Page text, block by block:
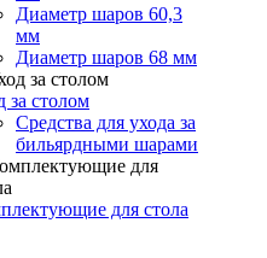
Диаметр шаров 60,3
мм
Диаметр шаров 68 мм
за столом
Средства для ухода за
бильярдными шарами
для стола